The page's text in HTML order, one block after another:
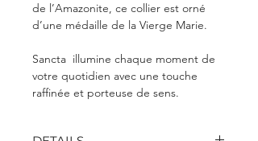
de l’Amazonite, ce collier est orné
d’une médaille de la Vierge Marie.
Sancta illumine chaque moment de
votre quotidien avec une touche
raffinée et porteuse de sens.